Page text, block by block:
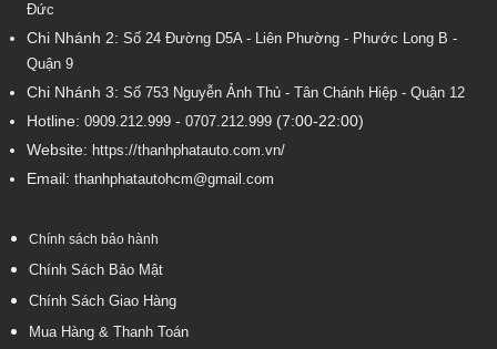
Đức
Chi Nhánh 2: Số 24 Đường D5A - Liên Phường - Phước Long B -
Quận 9
Chi Nhánh 3: Số 753Nguyễn Ảnh Thủ - Tân Chánh Hiệp - Quận 12
Hotline: 0909.212.999- 0707.212.999(7:00-22:00)
Website: https://thanhphatauto.com.vn/
Email: thanhphatautohcm@gmail.com
Chính sách bảo hành
Chính Sách Bảo Mật
Chính Sách Giao Hàng
Mua Hàng & Thanh Toán